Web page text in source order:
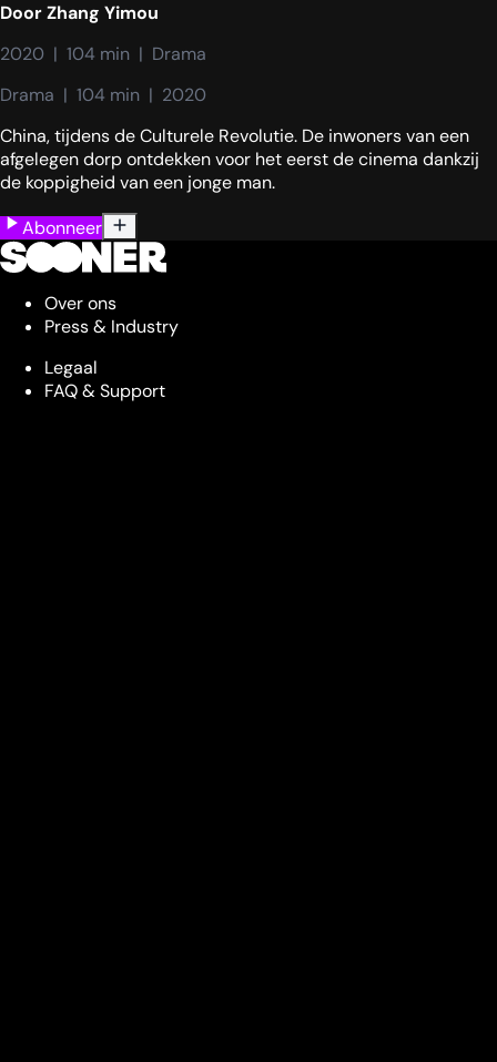
DoorZhang Yimou
2020  |  104 min  |  Drama
Drama  |  104 min  |  2020
China, tijdens de Culturele Revolutie. De inwoners van een
afgelegen dorp ontdekken voor het eerst de cinema dankzij
de koppigheid van een jonge man.
Abonneer
Over ons
Press & Industry
Legaal
FAQ & Support